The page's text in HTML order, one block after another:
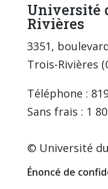
Université
Rivières
3351,
Trois-Rivières
Téléphone :
Sans frais : 1
© Université
Énoncé de